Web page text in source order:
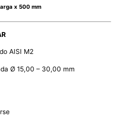
x 500 mm
AISI M2
Ø 15,00 – 30,00 mm